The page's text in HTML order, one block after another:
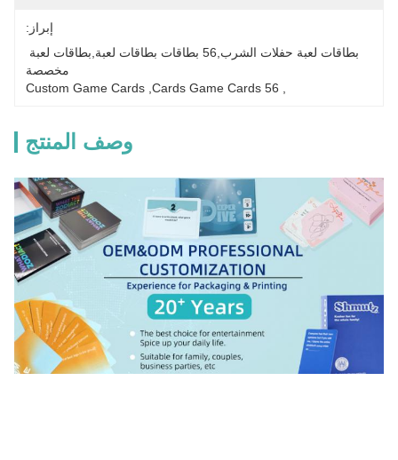
إبراز:
مخصصة
56 Cards Game Cards
Custom Game Cards
وصف المنتج